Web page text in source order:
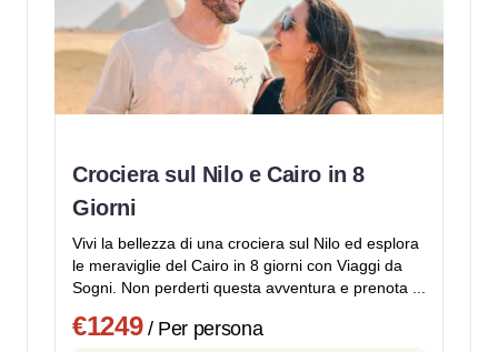
Crociera sul Nilo e Cairo in 8
Giorni
Vivi la bellezza di una crociera sul Nilo ed esplora
le meraviglie del Cairo in 8 giorni con Viaggi da
Sogni. Non perderti questa avventura e prenota ...
€1249/ Per persona